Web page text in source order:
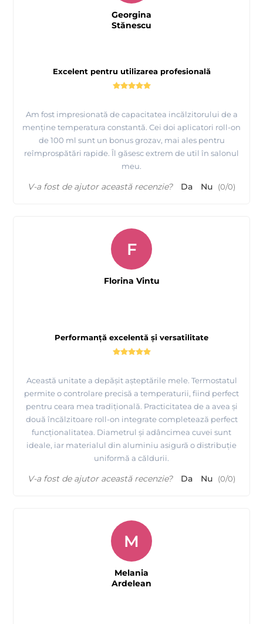
Excelent pentru utilizarea profesională
Am fost impresionată de capacitatea incălzitorului de a
menține temperatura constantă. Cei doi aplicatori roll-on
de 100 ml sunt un bonus grozav, mai ales pentru
reîmprospătări rapide. Îl găsesc extrem de util în salonul
meu.
Georgina
Stănescu
V-a fost de ajutor această recenzie? Da Nu (0/0)
Performanță excelentă și versatilitate
Această unitate a depășit așteptările mele. Termostatul
permite o controlare precisă a temperaturii, fiind perfect
pentru ceara mea tradițională. Practicitatea de a avea și
două încălzitoare roll-on integrate completează perfect
funcționalitatea. Diametrul și adâncimea cuvei sunt
ideale, iar materialul din aluminiu asigură o distribuție
uniformă a căldurii.
F
Florina Vintu
V-a fost de ajutor această recenzie? Da Nu (0/0)
M
Melania
Ardelean